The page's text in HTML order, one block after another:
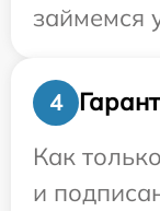
займемся
4
Как
и